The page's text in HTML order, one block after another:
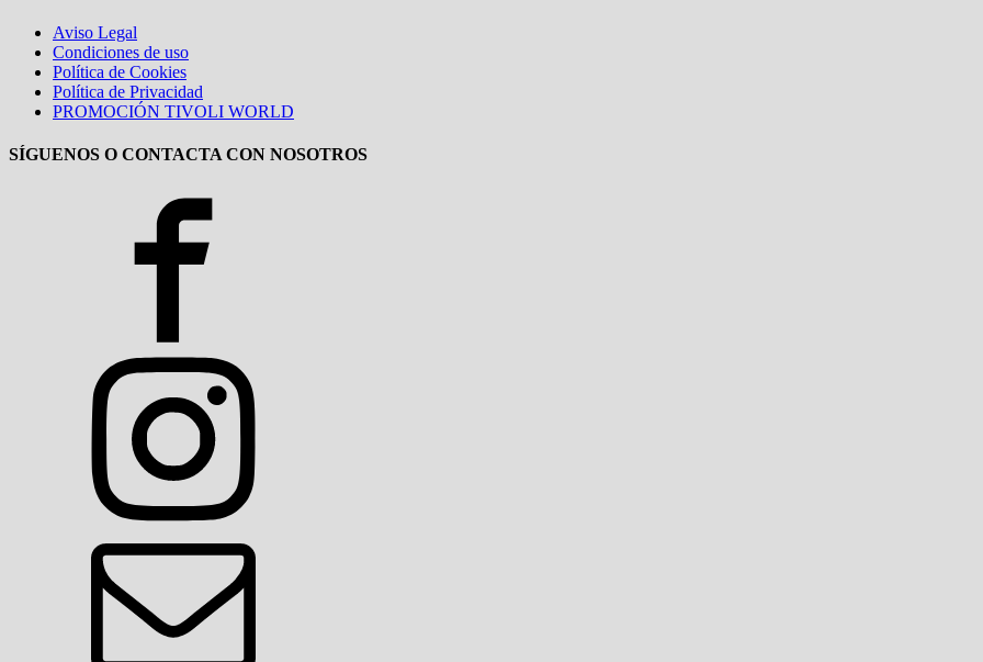
Aviso Legal
Condiciones de uso
Política de Cookies
Política de Privacidad
PROMOCIÓN TIVOLI WORLD
SÍGUENOS O CONTACTA CON NOSOTROS